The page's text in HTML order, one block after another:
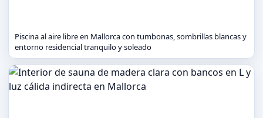
Piscina al aire libre en Mallorca con tumbonas, sombrillas blancas y
entorno residencial tranquilo y soleado